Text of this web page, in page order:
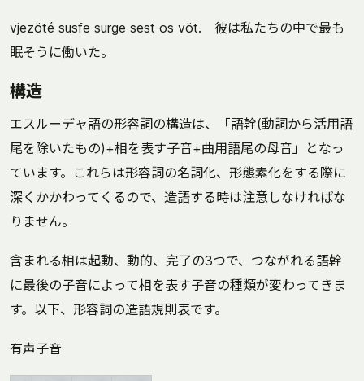
vjezöté susfe surge sest os vöt. 彼は私たちの中で最も
眠そうに働いた。
構造
エスルーデャ語の形容詞の構造は、「語幹(動詞から活用語
尾を除いたもの)+相を表す子音+曲用語尾の母音」となっ
ています。これらは形容詞の名詞化、形態素化をする際に
深くかかわってくるので、造語する時は注意しなければな
りません。
含まれる相は起動、動的、完了の3つで、つながれる語幹
に最後の子音によって相を表す子音の種類が変わってきま
す。以下、形容詞の造語規則表です。
有声子音